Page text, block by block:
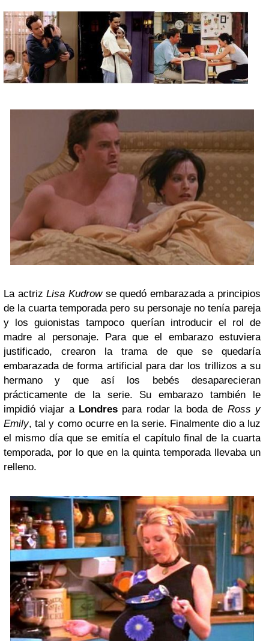
La actrizLisa Kudrowse quedó embarazada a principios
de la cuarta temporada pero su personaje no tenía pareja
y los guionistas tampoco querían introducir el rol de
madre al personaje. Para que el embarazo estuviera
justificado, crearon la trama de que se quedaría
embarazada de forma artificial para dar los trillizos a su
hermano y que así los bebés desaparecieran
prácticamente de la serie. Su embarazo también le
impidió viajar a Londrespara rodar la boda de Ross y
Emily, tal y como ocurre en la serie. Finalmente dio a luz
el mismo día que se emitía el capítulo final de la cuarta
temporada, por lo que en la quinta temporada llevaba un
relleno.